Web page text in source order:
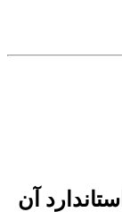
آن